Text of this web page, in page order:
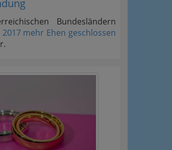
Bundesländern
2017 mehr Ehen geschlossen